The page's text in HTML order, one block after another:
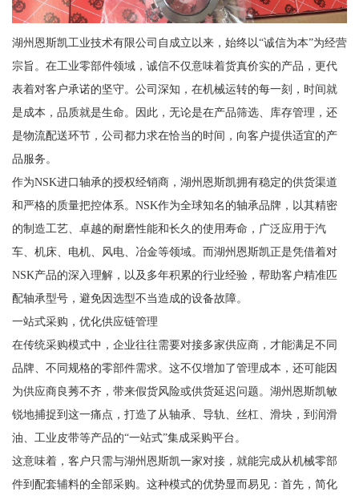
湖州恩斯凯工业技术有限公司自成立以来，始终以“诚信为本”为经营
宗旨。在工业零部件领域，诚信不仅意味着货真价实的产品，更代
表着对客户承诺的坚守。公司深知，在机械运转的每一刻，时间就
是成本，品质就是生命。因此，无论是在产品筛选、库存管理，还
是物流配送环节，公司都力求在恰当的时间，向客户提供适宜的产
品服务。
作为NSK进口轴承的授权经销商，湖州恩斯凯拥有稳定的供货渠道
和严格的质量把控体系。NSK作为全球知名的轴承品牌，以其精密
的制造工艺、卓越的耐磨性能和长久的使用寿命，广泛应用于汽
车、机床、电机、风电、冶金等领域。而湖州恩斯凯正是凭借着对
NSK产品的深入理解，以及多年积累的行业经验，帮助客户精准匹
配轴承型号，避免因选型不当造成的设备故障。
一站式采购，优化供应链管理
在传统采购模式中，企业往往需要对接多家供应商，才能满足不同
品牌、不同规格的零部件需求。这不仅增加了管理成本，还可能因
为供应商良莠不齐，带来假货风险或供货延迟问题。湖州恩斯凯敏
锐地捕捉到这一痛点，打造了从轴承、导轨、丝杠、滑块，到润滑
油、工业皮带等产品的“一站式”集成采购平台。
这意味着，客户只需与湖州恩斯凯一家对接，就能完成从机械零部
件到配套辅料的全部采购。这种模式的优势显而易见：首先，简化